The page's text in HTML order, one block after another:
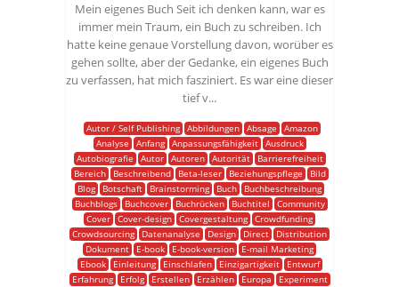
Mein eigenes Buch Seit ich denken kann, war es
immer mein Traum, ein Buch zu schreiben. Ich
hatte keine genaue Vorstellung davon, worüber es
gehen sollte, aber der Gedanke, ein eigenes Buch
zu verfassen, hat mich fasziniert. Es war eine dieser
tief v...
Autor / Self Publishing Abbildungen Absage
Amazon
Analyse
Anfang Anpassungsfähigkeit
Ausdruck
Autobiografie
Autor Autoren Autorität
Barrierefreiheit
Bereich
Beschreibend Beta-leser Beziehungspflege
Bild
Blog
Botschaft Brainstorming Buch
Buchbeschreibung
Buchblogs
Buchcover Buchrücken Buchtitel
Community
Cover Cover-design Covergestaltung Crowdfunding
Crowdsourcing
Datenanalyse Design Direct
Distribution
Dokument
E-book E-book-version
E-mail Marketing
Ebook
Einleitung Einschlafen Einzigartigkeit
Entwurf
Erfahrung
Erfolg Erstellen Erzählen Europa
Experiment